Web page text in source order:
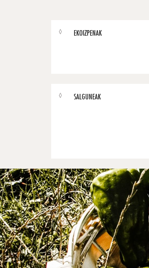
◊ EKOIZPENAK
◊ SALGUNEAK